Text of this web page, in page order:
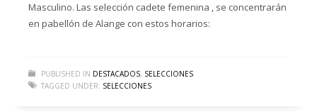
Masculino. Las selección cadete femenina , se concentrarán
en pabellón de Alange con estos horarios:
PUBLISHED IN DESTACADOS, SELECCIONES
TAGGED UNDER: SELECCIONES